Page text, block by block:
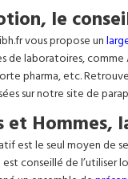
le
vous propose un
de laboratoires, comme
pharma, etc.
sur notre site de
et Hommes,
est le seul moyen de
conseillé de